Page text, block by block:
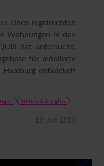
einen regelrechten
Wohnungen in den
hat untersucht,
für möblierte
Hamburg entwickelt
Trends & Insights
19. Jun 2023